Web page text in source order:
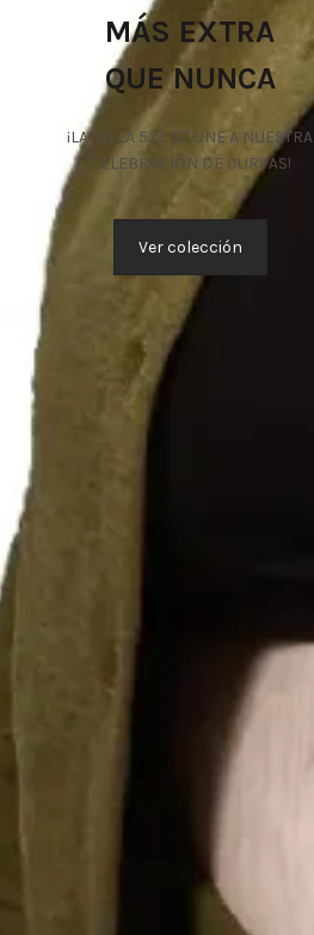
MÁS EXTRA
QUE NUNCA
¡LA TALLA 5XL SE UNE A NUESTRA
CELEBRACIÓN DE CURVAS!
Ver colección